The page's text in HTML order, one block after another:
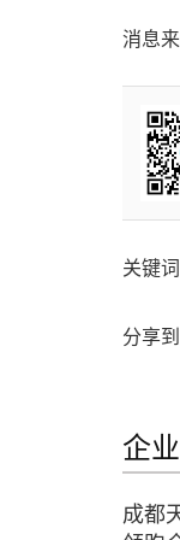
消息
关键词
分享到
企
成都